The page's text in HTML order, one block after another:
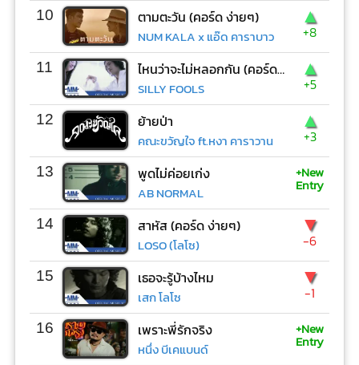
10 ตามตะวัน (คอร์ด ง่ายๆ)
NUM KALA x แอ๊ด คาราบาว
▲
+8
11 ไหนว่าจะไม่หลอกกัน (คอร์ด ง่ายๆ)
SILLY FOOLS
▲
+5
12 ย้ายป่า
คณะขวัญใจ ft.หงา คาราวาน
▲
+3
13 พูดไม่ค่อยเก่ง
AB NORMAL
+New
Entry
14 สาหัส (คอร์ด ง่ายๆ)
LOSO (โลโซ)
▼
-6
15 เธอจะรู้บ้างไหม
เสก โลโซ
▼
-1
16 เพราะพี่รักจริง
หนึ่ง บีเคแบนด์
+New
Entry